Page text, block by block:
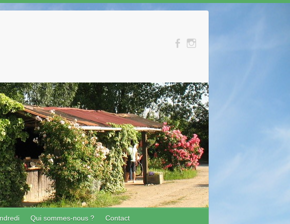
Qui sommes-nous ? Contact